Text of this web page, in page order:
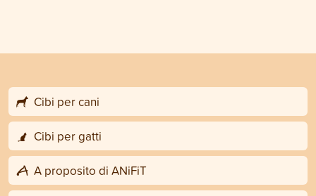
Cibi per cani
Cibi per gatti
A proposito di ANiFiT